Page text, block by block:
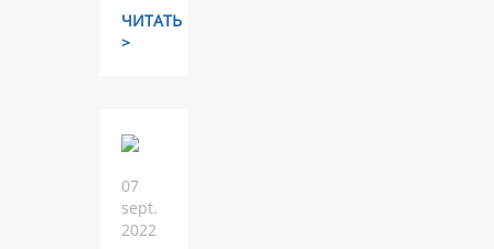
ЧИТАТЬ
>
07
sept.
2022